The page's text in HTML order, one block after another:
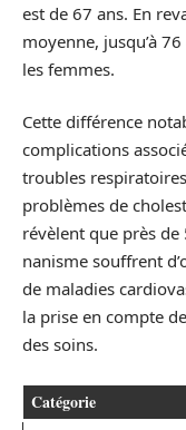
est de 67 ans. En
moyenne, jusqu’à
les femmes.
Cette différence
complications
troubles
problèmes de
révèlent que près de
nanisme souffrent
de maladies
la prise en compte
des soins.
Catégorie